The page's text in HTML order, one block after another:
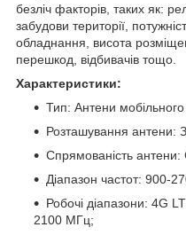
безліч факторів, таких як:
забудови території,
обладнання, висота
перешкод, відбивачів тощо.
Характеристики:
Тип: Антени мобільного
Розташування антени:
Спрямованість антени:
Діапазон частот: 900-
Робочі діапазони: 4G
2100 МГц;